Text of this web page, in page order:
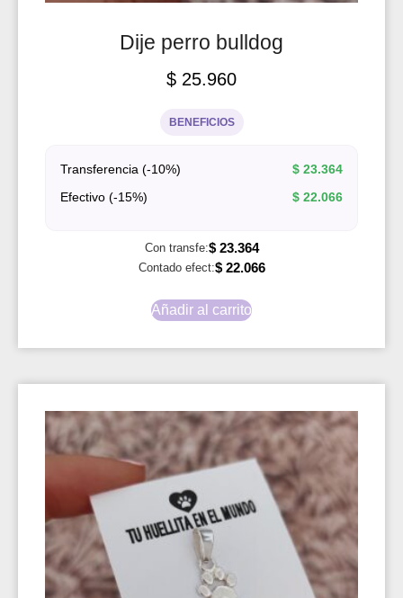
Dije perro bulldog
$ 25.960
BENEFICIOS
Transferencia (-10%) $ 23.364
Efectivo (-15%)
$ 22.066
Con transfe:$23.364
Contado efect:$22.066
Añadir al carrito